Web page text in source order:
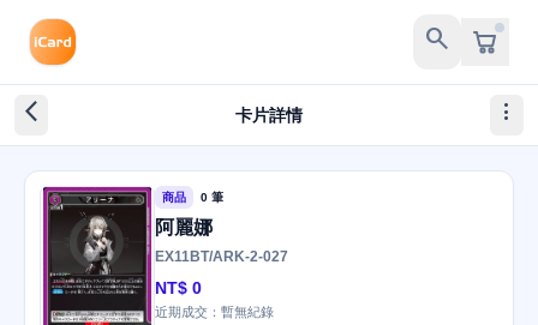
search
arrow_back_ios_new 卡片詳情 more_vert
商品 0 筆
阿麗娜
EX11BT/ARK-2-027
NT$ 0
近期成交：暫無紀錄